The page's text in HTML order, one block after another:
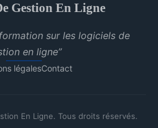
Gestion En Ligne
sur les logiciels de
en ligne”
légalesContact
En Ligne. Tous droits réservés.